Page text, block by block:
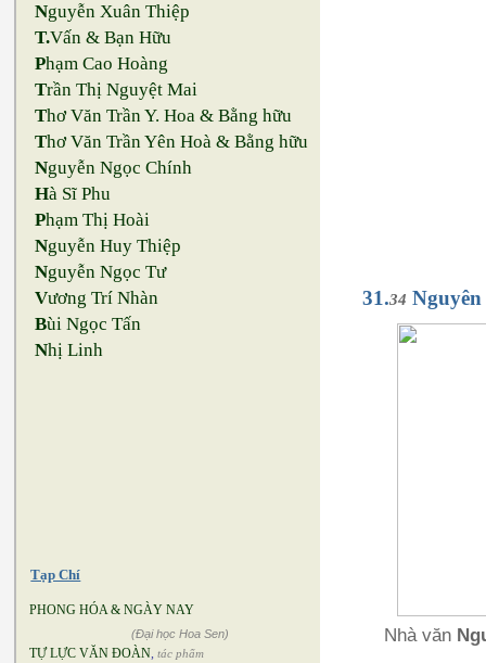
Nguyễn Xuân Thiệp
T.Vấn & Bạn Hữu
Phạm Cao Hoàng
Trần Thị Nguyệt Mai
Thơ Văn Trần Y. Hoa & Bằng hữu
Thơ Văn Trần Yên Hoà & Bằng hữu
Nguyễn Ngọc Chính
Hà Sĩ Phu
Phạm Thị Hoài
Nguyễn Huy Thiệp
Nguyễn Ngọc Tư
Vương Trí Nhàn
Bùi Ngọc Tấn
Nhị Linh
Tạp Chí
PHONG HÓA & NGÀY NAY
(Đại học Hoa Sen)
TỰ LỰC VĂN ĐOÀN, tác phẩm
31.34 Nguyên
Nhà văn